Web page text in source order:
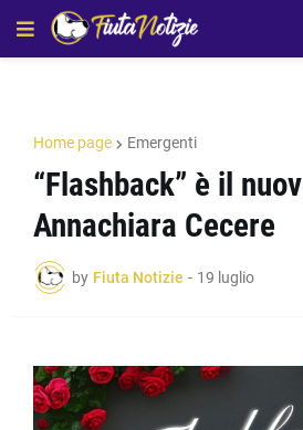
Home page Emergenti
“Flashback” è il
Annachiara Cecere
by Fiuta Notizie - 19 luglio